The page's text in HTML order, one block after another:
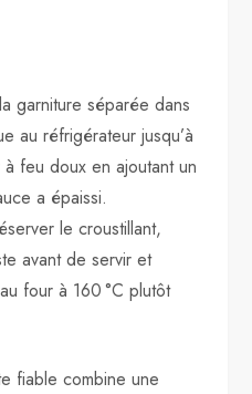
garniture séparée dans
au réfrigérateur jusqu’à
feu doux en ajoutant un
a épaissi.
le croustillant,
avant de servir et
four à 160 °C plutôt
fiable combine une